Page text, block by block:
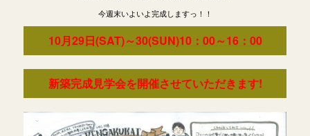
今週末いよいよ完成しますっ！！
10月29日(SAT)～30(SUN)10：00～16：00
新築完成見学会を開催させていただきます!